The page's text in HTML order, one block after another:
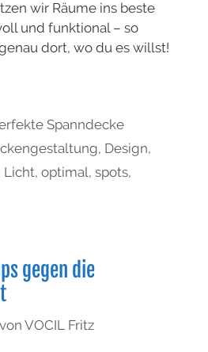
wir Räume ins beste
und funktional – so
dort, wo du es willst!
Spanndecke
, Design,
Licht, optimal, spots,
gegen die
von VOCIL Fritz